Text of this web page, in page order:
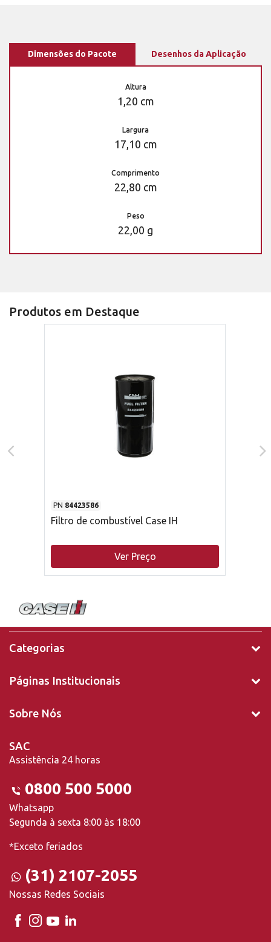
Dimensões do Pacote Desenhos da Aplicação
Altura
1,20 cm
Largura
17,10 cm
Comprimento
22,80 cm
Peso
22,00 g
Produtos em Destaque
PN 84423586
Filtro de combustível Case IH
Ver Preço
Categorias
Páginas Institucionais
Sobre Nós
SAC
Assistência 24 horas
0800 500 5000
Whatsapp
Segunda à sexta 8:00 às 18:00
*Exceto feriados
(31) 2107-2055
Nossas Redes Sociais